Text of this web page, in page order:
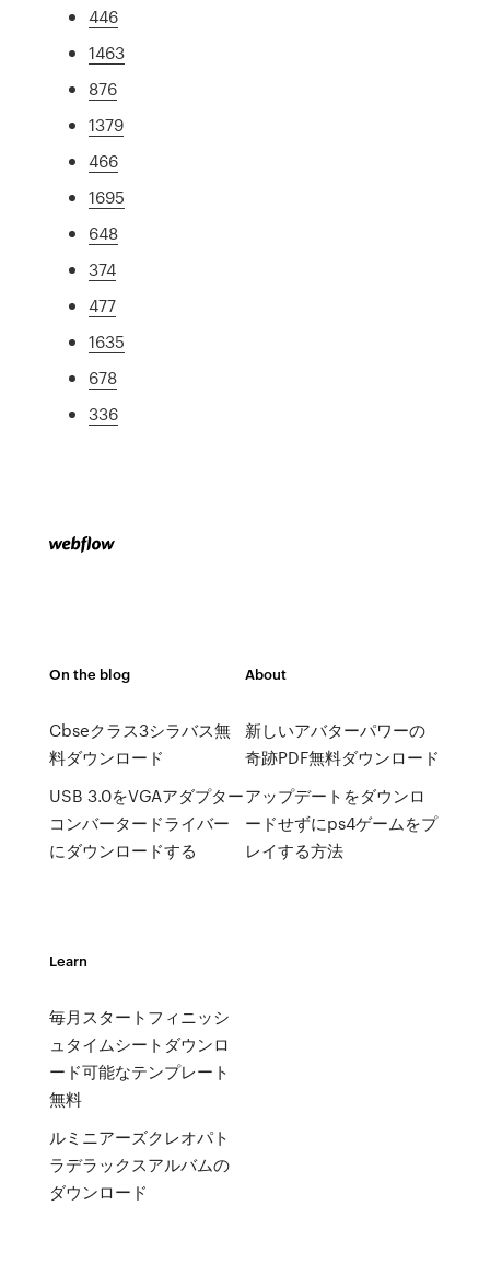
446
1463
876
1379
466
1695
648
374
477
1635
678
336
On the blog
Cbseクラス3シラバス無
料ダウンロード
USB 3.0をVGAアダプター
コンバータードライバー
にダウンロードする
About
新しいアバターパワーの
奇跡PDF無料ダウンロード
アップデートをダウンロ
ードせずにps4ゲームをプ
レイする方法
Learn
毎月スタートフィニッシ
ュタイムシートダウンロ
ード可能なテンプレート
無料
ルミニアーズクレオパト
ラデラックスアルバムの
ダウンロード